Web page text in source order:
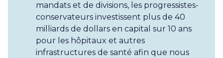
mandats et de divisions, les progressistes-
conservateurs investissent plus de 40
milliards de dollars en capital sur 10 ans
pour les hôpitaux et autres
infrastructures de santé afin que nous